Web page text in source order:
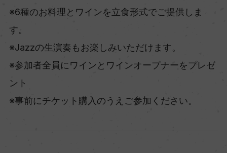
※6種のお料理とワインを立食形式でご提供しま
す。
※Jazzの生演奏もお楽しみいただけます。
※参加者全員にワインとワインオープナーをプレゼ
ント
※事前にチケット購入のうえご参加ください。